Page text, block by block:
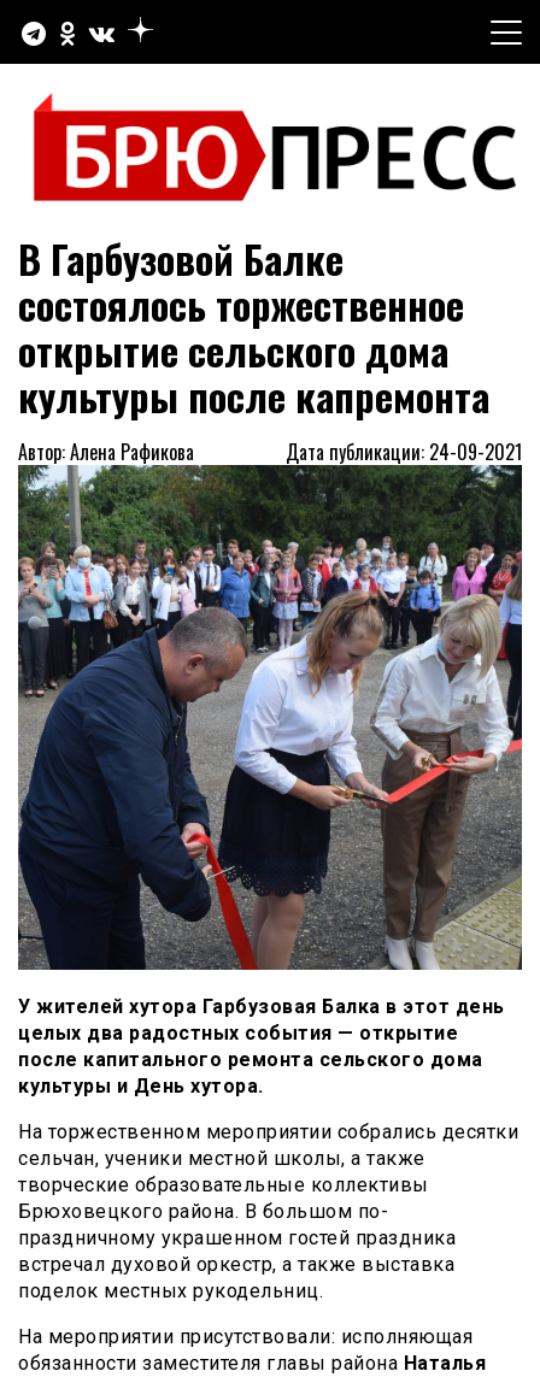
содержимому
БРЮПРЕСС
Официальный сайт газеты "Брюховецкие новости"
В Гарбузовой Балке
состоялось торжественное
открытие сельского дома
культуры после капремонта
Автор: Алена Рафикова Дата публикации: 24-09-2021
У жителей хутора Гарбузовая Балка в этот день
целых два радостных события — открытие
после капитального ремонта сельского дома
культуры и День хутора.
На торжественном мероприятии собрались десятки
сельчан, ученики местной школы, а также
творческие образовательные коллективы
Брюховецкого района. В большом по-
праздничному украшенном гостей праздника
встречал духовой оркестр, а также выставка
поделок местных рукодельниц.
На мероприятии присутствовали: исполняющая
обязанности заместителя главы района Наталья